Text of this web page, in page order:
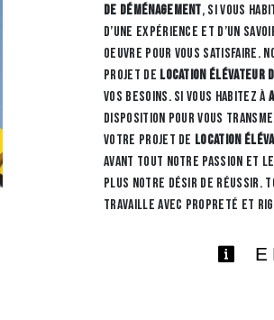
de déménagement, si vous
d’une expérience et d’un
oeuvre pour vous satisfaire.
projet de location élévateur
vos besoins. Si vous habitez à
disposition pour vous
votre projet de location
avant tout notre passion et
plus notre désir de réussir.
travaille avec propreté et